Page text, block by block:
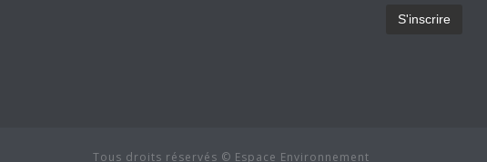
Tous droits réservés © Espace Environnement